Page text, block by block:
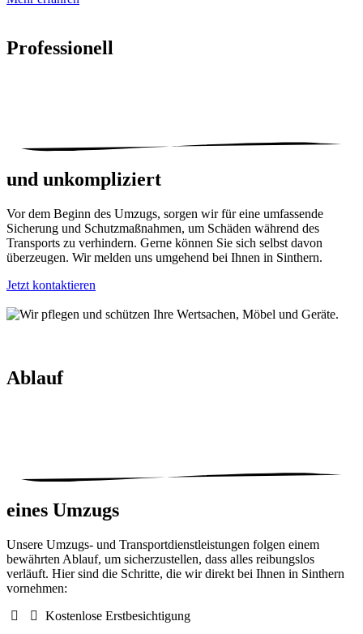
Professionell
und unkompliziert
Vor dem Beginn des Umzugs, sorgen wir für eine umfassende
Sicherung und Schutzmaßnahmen, um Schäden während des
Transports zu verhindern. Gerne können Sie sich selbst davon
überzeugen. Wir melden uns umgehend bei Ihnen in Sinthern.
Jetzt kontaktieren
Ablauf
eines Umzugs
Unsere Umzugs- und Transportdienstleistungen folgen einem
bewährten Ablauf, um sicherzustellen, dass alles reibungslos
verläuft. Hier sind die Schritte, die wir direkt bei Ihnen in Sinthern
vornehmen:
Kostenlose Erstbesichtigung